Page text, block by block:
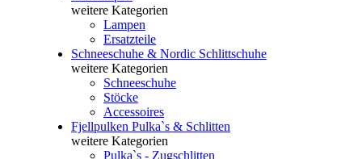
weitere Kategorien
Lampen
Ersatzteile
Schneeschuhe & Nordic Schlittschuhe
weitere Kategorien
Schneeschuhe
Stöcke
Accessoires
Fjellpulken Pulka`s & Schlitten
weitere Kategorien
Pulka`s - Zugschlitten